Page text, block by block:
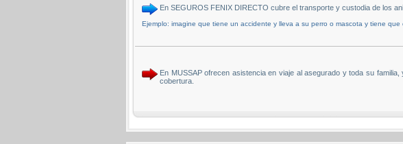
En SEGUROS FENIX DIRECTO cubre el transporte y custodia de los
Ejemplo: imagine que tiene un accidente y lleva a su perro o mascota y tiene que
En MUSSAP ofrecen asistencia en viaje al asegurado y toda su
cobertura.